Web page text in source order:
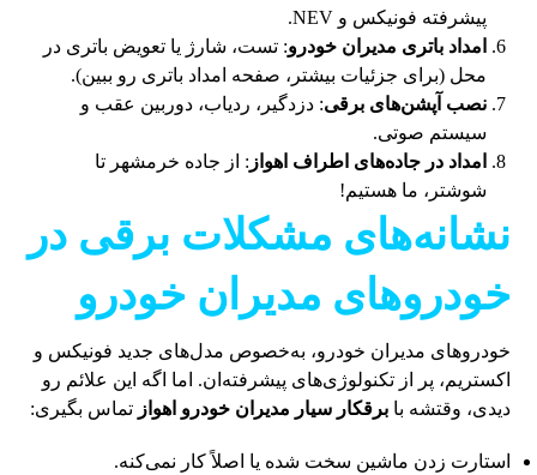
پیشرفته فونیکس و NEV.
امداد باتری مدیران خودرو: تست، شارژ یا تعویض باتری در
محل (برای جزئیات بیشتر، صفحه امداد باتری رو ببین).
نصب آپشن‌های برقی: دزدگیر، ردیاب، دوربین عقب و
سیستم صوتی.
امداد در جاده‌های اطراف اهواز : از جاده خرمشهر تا
شوشتر، ما هستیم!
نشانه‌های مشکلات برقی در
خودروهای مدیران خودرو
خودروهای مدیران خودرو، به‌خصوص مدل‌های جدید فونیکس و
اکستریم، پر از تکنولوژی‌های پیشرفته‌ان. اما اگه این علائم رو
دیدی، وقتشه بابرقکار سیار مدیران خودرو اهواز تماس بگیری:
استارت زدن ماشین سخت شده یا اصلاً کار نمی‌کنه.